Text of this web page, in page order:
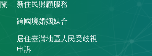
新住民照顧服務
跨國境婚姻媒合
居住臺灣地區人民受歧視
申訴